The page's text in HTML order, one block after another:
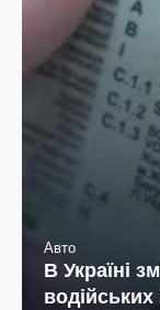
Авто
В Україні